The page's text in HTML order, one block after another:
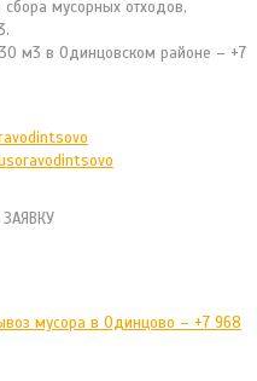
сбора мусорных отходов,
м3 в Одинцовском районе – +7